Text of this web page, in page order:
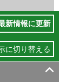
新情報に更新
に切り替える
